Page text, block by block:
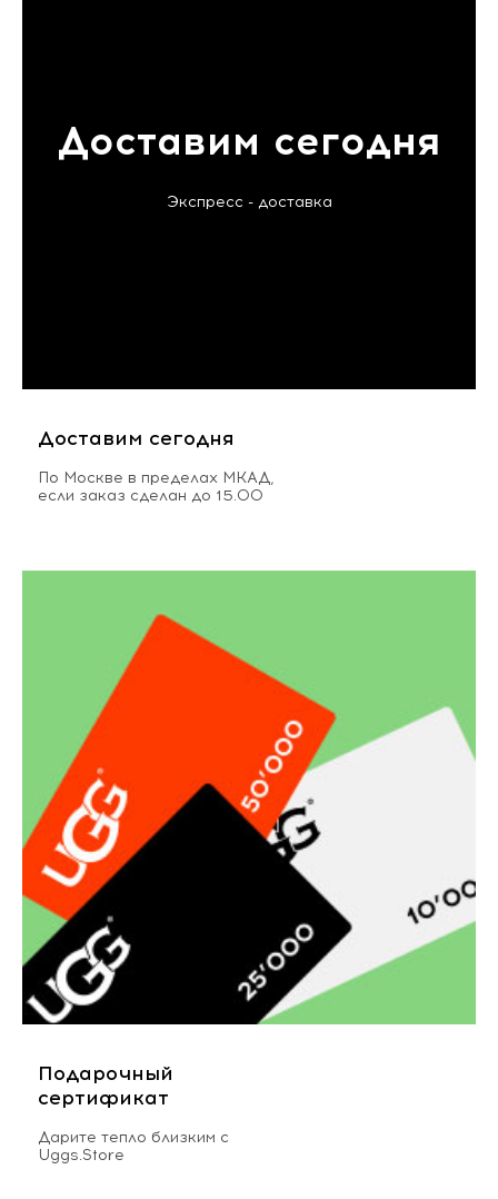
Доставим сегодня
Экспресс - доставка
Доставим сегодня
По Москве в пределах МКАД,
если заказ сделан до 15.00
Подарочный
сертификат
Дарите тепло близким с
Uggs.Store